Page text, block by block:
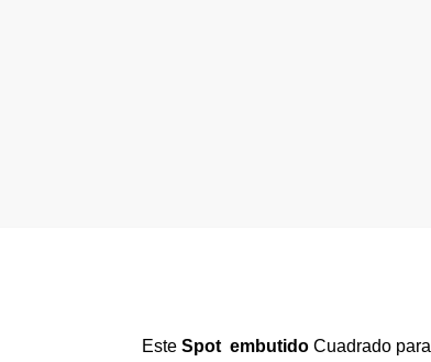
Este Spot embutidoCuadrado para